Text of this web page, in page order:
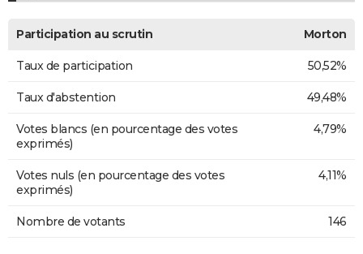
FORUM
Participation au scrutin Morton
Taux de participation 50,52%
Taux d'abstention 49,48%
Votes blancs (en pourcentage des votes
exprimés)
4,79%
Votes nuls (en pourcentage des votes
exprimés)
4,11%
Nombre de votants 146